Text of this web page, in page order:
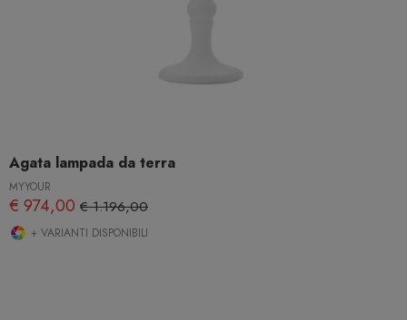
Agata lampada da terra
MYYOUR
€ 974,00 € 1.196,00
+ VARIANTI DISPONIBILI